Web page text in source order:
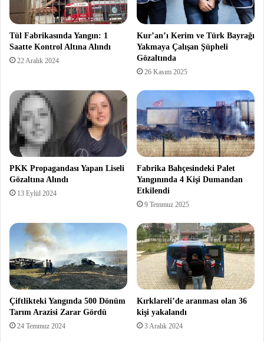
Tül Fabrikasında Yangın: 1
Saatte Kontrol Altına Alındı
22 Aralık 2024
Kur’an’ı Kerim ve Türk Bayrağı
Yakmaya Çalışan Şüpheli
Gözaltında
26 Kasım 2025
PKK Propagandası Yapan Liseli
Gözaltına Alındı
13 Eylül 2024
Fabrika Bahçesindeki Palet
Yangınında 4 Kişi Dumandan
Etkilendi
9 Temmuz 2025
Çiftlikteki Yangında 500 Dönüm
Tarım Arazisi Zarar Gördü
24 Temmuz 2024
Kırklareli’de aranması olan 36
kişi yakalandı
3 Aralık 2024